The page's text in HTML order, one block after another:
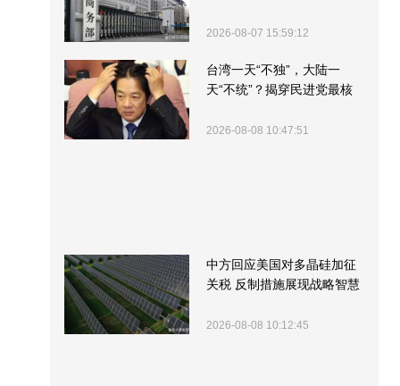
2026-08-07 15:59:12
台湾一天“不独”，大陆一
天“不统”？揭穿民进党最核
2026-08-08 10:47:51
中方回应美国对多晶硅加征
关税 反制措施展现战略智慧
2026-08-08 10:12:45